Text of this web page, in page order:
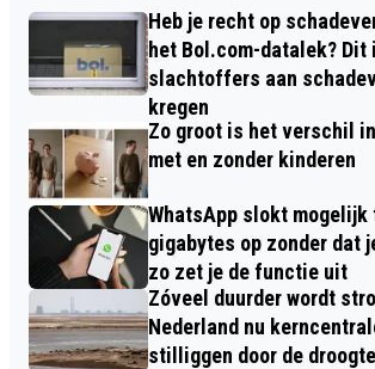
Heb je recht op
het Bol.com-datalek? Dit
slachtoffers aan
kregen
Zo groot is het verschil
met en zonder kinderen
WhatsApp slokt
gigabytes op zonder dat
zo zet je de functie uit
Zóveel duurder wordt
Nederland nu
stilliggen door de